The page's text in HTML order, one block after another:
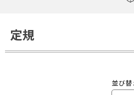
定規
並び替